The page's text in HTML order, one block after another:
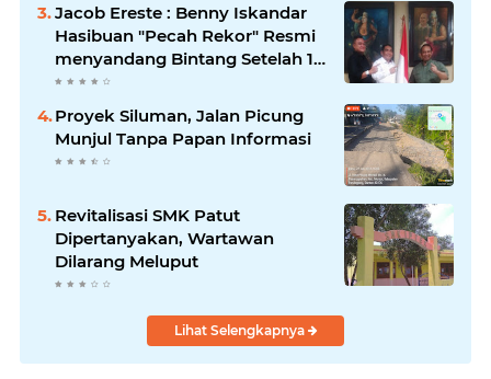
Jacob Ereste : Benny Iskandar
Hasibuan "Pecah Rekor" Resmi
menyandang Bintang Setelah 14
Tahun Ngejokrok Berpangjat
Kombes
Proyek Siluman, Jalan Picung
Munjul Tanpa Papan Informasi
Revitalisasi SMK Patut
Dipertanyakan, Wartawan
Dilarang Meluput
Lihat Selengkapnya